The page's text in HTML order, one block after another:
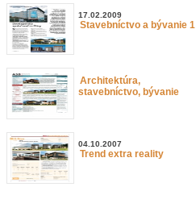
17.02.2009
Stavebníctvo a bývanie 1
Architektúra,
stavebníctvo, bývanie
04.10.2007
Trend extra reality